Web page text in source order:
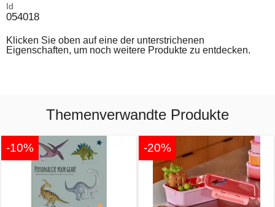
Id
054018
Klicken Sie oben auf eine der unterstrichenen
Eigenschaften, um noch weitere Produkte zu entdecken.
Themenverwandte Produkte
-10% -20%